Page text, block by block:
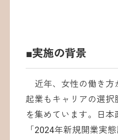
■実施の背景
近年、女性の働き方
起業もキャリアの選択
を集めています。日本
「2024年新規開業実